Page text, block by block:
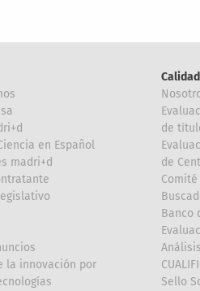
en Español
madri+d
la innovación por
de
de
Banco
Sello